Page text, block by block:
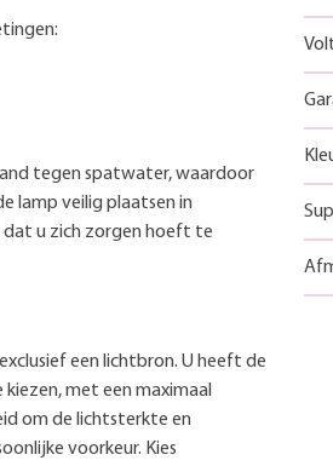
tegen spatwater, waardoor
lamp veilig plaatsen in
dat u zich zorgen hoeft te
een lichtbron. U heeft de
met een maximaal
om de lichtsterkte en
voorkeur. Kies